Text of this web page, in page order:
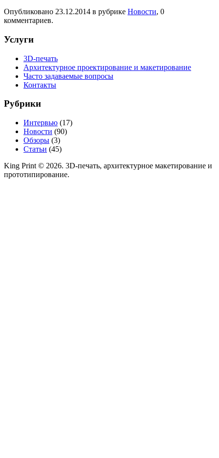
Опубликовано 23.12.2014 в рубрике Новости, 0
комментариев.
Услуги
3D-печать
Архитектурное проектирование и макетирование
Часто задаваемые вопросы
Контакты
Рубрики
Интервью (17)
Новости (90)
Обзоры (3)
Статьи (45)
King Print © 2026. 3D-печать, архитектурное макетирование и
прототипирование.